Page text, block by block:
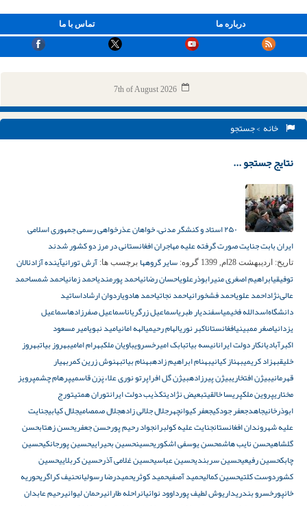
تماس با ما درباره ما
7th of August 2026
خانه > جستجو
نتایج جستجو ...
۲۵۰ استاد و کنشگر مدنی، خواهان عذرخواهی رسمی جمهوری اسلامی
ایران بابت جنایت صورت گرفته علیه مهاجران افغانستانی در مرز دو کشور شدند
تاریخ: اردیبهشت 28ام, 1399 گروه: سایر گروهها برچسب ها: آرش تورانیآینده آزادئالان
توفیقیابراهیم اصغری منیرابوذرعلویاحسان رضائیاحمد پورمندیاحمد زمانیاحمد شمساحمد
عالی‌نژاداحمد علویاحمد فشخورانیاحمد نجاتیاحمد هادویاردوان ارشاداساتید
دانشگاه‌اسدالله فخیمیاسفندیار طبریاسماعیل زرگریاناسماعیل صفرزادهاسماعیل
یزدانیاصغر ممبینیافغانستاناکبر نوریالهام رحیمیالهه امانیامید نبویامیر مسعود
اکبرآبادیانکار دولت ایرانانیسه بیاتبابک امیرخسرویباویان ملکبهرام امامیبهروز بیاتبهروز
خلیقبهزاد کریمیبهناز کیانیبهنام ابراهیم زادهبهنام بیاتبهنوش زرین کمربهیار
قهرمانیبیژن افتخاریبیژن پیرزادهبیژن گل افراپرتو نوری علاءپَرَن قاسمیپرهام چشمپرویز
مختاریپروین ملکپریسا خالقیتبعیض نژادیتکذیب دولت ایرانتوران همتیتورج
ابوذرخانیجاهدجعفر جودکیجعفر کیوانچهرجلال جلالی زادهجلال صمصامیجلال کیابیجنایت
علیه شهروندان افغانستانجنایت علیه کولبرانجواد رحیم پورحسن جعفریحسن زهتابحسن
گلشاهیحسن نایب هاشمحسن یوسفی اشکوریحسینحسین بحیراییحسین پورجانکیحسین
چابکحسین رفیعیحسین سربندیحسین عباسیحسین غلامی آذرحسین کربلاییحسین
کشوردوست کلتیحسین کمالیحمید آصفیحمید کوثریحمیدرضا رسولیانحنیف کراگریحوریه
خانپورخسرو بندریداریوش لطیف پورداوود نوائیانراحله طارانیرحمان لیوانیرحیم عابدان